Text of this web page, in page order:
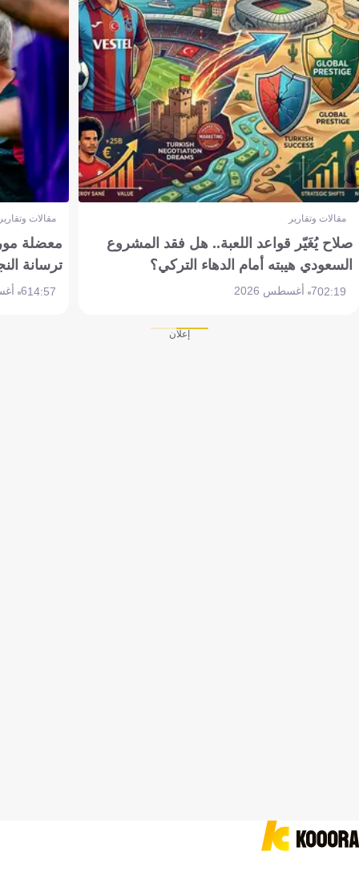
مقالات وتقارير
صلاح يُغَيّر قواعد اللعبة.. هل فقد المشروع
السعودي هيبته أمام الدهاء التركي؟
02:197 أغسطس 2026
مقالات
معضلة
ترسانة
14:576 أغسطس 2026
إعلان